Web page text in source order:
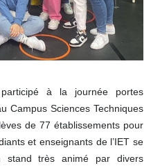
participé à la journée portes
Campus Sciences Techniques
de 77 établissements pour
et enseignants de l’IET se
stand très animé par divers